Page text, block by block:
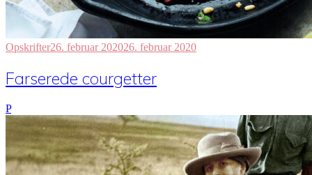
Opskrifter26. februar 202026. februar 2020
Farserede courgetter
P